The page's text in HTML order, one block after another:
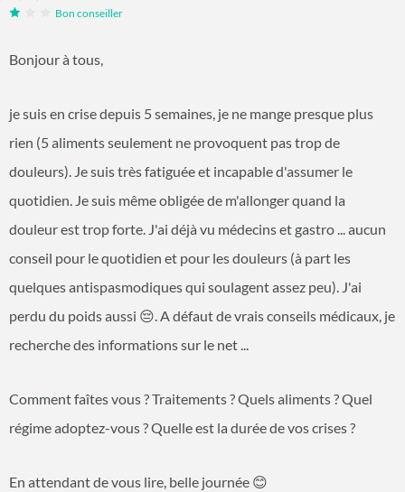
Bon conseiller
Bonjour à tous,
je suis en crise depuis 5 semaines, je ne mange presque plus
rien (5 aliments seulement ne provoquent pas trop de
douleurs). Je suis très fatiguée et incapable d'assumer le
quotidien. Je suis même obligée de m'allonger quand la
douleur est trop forte. J'ai déjà vu médecins et gastro ... aucun
conseil pour le quotidien et pour les douleurs (à part les
quelques antispasmodiques qui soulagent assez peu). J'ai
perdu du poids aussi 😔. A défaut de vrais conseils médicaux, je
recherche des informations sur le net ...
Comment faîtes vous ? Traitements ? Quels aliments ? Quel
régime adoptez-vous ? Quelle est la durée de vos crises ?
En attendant de vous lire, belle journée 😊